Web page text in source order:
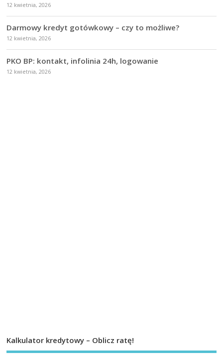
12 kwietnia, 2026
Darmowy kredyt gotówkowy – czy to możliwe?
12 kwietnia, 2026
PKO BP: kontakt, infolinia 24h, logowanie
12 kwietnia, 2026
Kalkulator kredytowy – Oblicz ratę!